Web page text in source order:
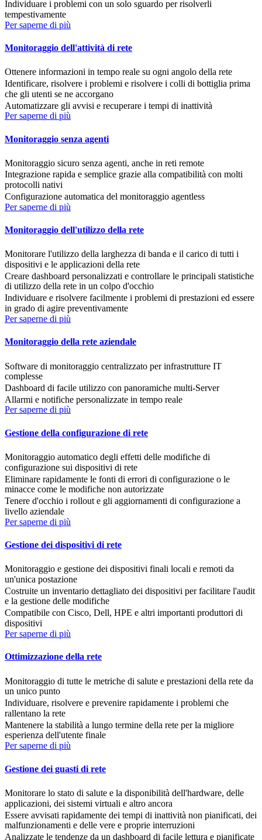
Individuare i problemi con un solo sguardo per risolverli
tempestivamente
Per saperne di più
Monitoraggio dell'attività di rete
Ottenere informazioni in tempo reale su ogni angolo della rete
Identificare, risolvere i problemi e risolvere i colli di bottiglia prima
che gli utenti se ne accorgano
Automatizzare gli avvisi e recuperare i tempi di inattività
Per saperne di più
Monitoraggio senza agenti
Monitoraggio sicuro senza agenti, anche in reti remote
Integrazione rapida e semplice grazie alla compatibilità con molti
protocolli nativi
Configurazione automatica del monitoraggio agentless
Per saperne di più
Monitoraggio dell'utilizzo della rete
Monitorare l'utilizzo della larghezza di banda e il carico di tutti i
dispositivi e le applicazioni della rete
Creare dashboard personalizzati e controllare le principali statistiche
di utilizzo della rete in un colpo d'occhio
Individuare e risolvere facilmente i problemi di prestazioni ed essere
in grado di agire preventivamente
Per saperne di più
Monitoraggio della rete aziendale
Software di monitoraggio centralizzato per infrastrutture IT
complesse
Dashboard di facile utilizzo con panoramiche multi-Server
Allarmi e notifiche personalizzate in tempo reale
Per saperne di più
Gestione della configurazione di rete
Monitoraggio automatico degli effetti delle modifiche di
configurazione sui dispositivi di rete
Eliminare rapidamente le fonti di errori di configurazione o le
minacce come le modifiche non autorizzate
Tenere d'occhio i rollout e gli aggiornamenti di configurazione a
livello aziendale
Per saperne di più
Gestione dei dispositivi di rete
Monitoraggio e gestione dei dispositivi finali locali e remoti da
un'unica postazione
Costruite un inventario dettagliato dei dispositivi per facilitare l'audit
e la gestione delle modifiche
Compatibile con Cisco, Dell, HPE e altri importanti produttori di
dispositivi
Per saperne di più
Ottimizzazione della rete
Monitoraggio di tutte le metriche di salute e prestazioni della rete da
un unico punto
Individuare, risolvere e prevenire rapidamente i problemi che
rallentano la rete
Mantenere la stabilità a lungo termine della rete per la migliore
esperienza dell'utente finale
Per saperne di più
Gestione dei guasti di rete
Monitorare lo stato di salute e la disponibilità dell'hardware, delle
applicazioni, dei sistemi virtuali e altro ancora
Essere avvisati rapidamente dei tempi di inattività non pianificati, dei
malfunzionamenti e delle vere e proprie interruzioni
Analizzate le tendenze da un dashboard di facile lettura e pianificate